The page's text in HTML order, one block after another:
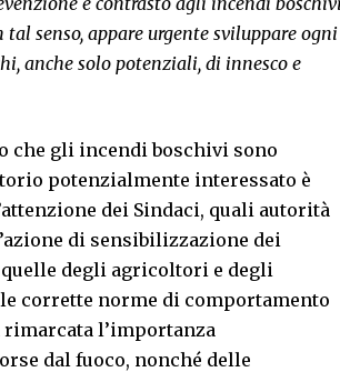
tal senso, appare urgente sviluppare ogni
anche solo potenziali, di innesco e
che gli incendi boschivi sono
potenzialmente interessato è
dei Sindaci, quali autorità
di sensibilizzazione dei
degli agricoltori e degli
corrette norme di comportamento
rimarcata l’importanza
dal fuoco, nonché delle